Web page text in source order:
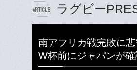
ラグビー
南アフリカ戦完敗に悲
W杯前にジャパンが確